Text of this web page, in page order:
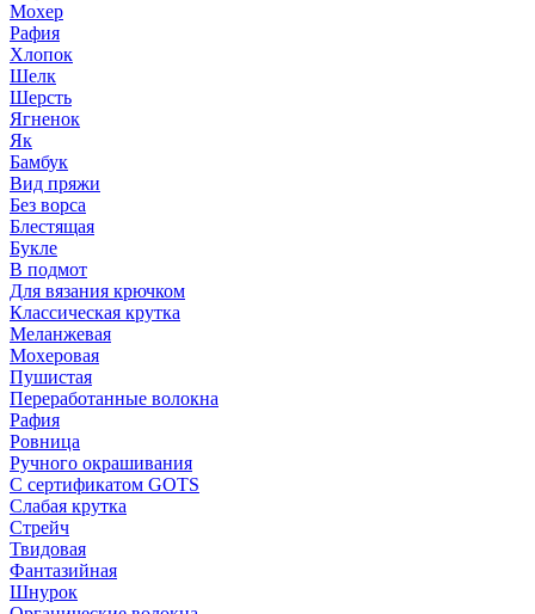
Мохер
Рафия
Хлопок
Шелк
Шерсть
Ягненок
Як
Бамбук
Вид пряжи
Без ворса
Блестящая
Букле
В подмот
Для вязания крючком
Классическая крутка
Меланжевая
Мохеровая
Пушистая
Переработанные волокна
Рафия
Ровница
Ручного окрашивания
С сертификатом GOTS
Слабая крутка
Стрейч
Твидовая
Фантазийная
Шнурок